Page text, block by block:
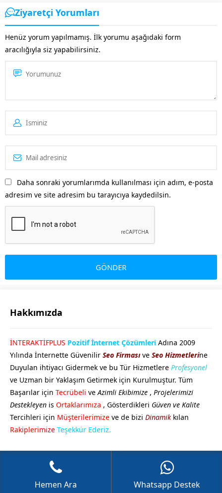
sunmaktadır. Müşterilerimizin
memnuniyeti her zaman iş...
Ziyaretçi Yorumları
Henüz yorum yapılmamış. İlk yorumu aşağıdaki form
aracılığıyla siz yapabilirsiniz.
Daha sonraki yorumlarımda kullanılması için adım, e-posta
adresim ve site adresim bu tarayıcıya kaydedilsin.
Hakkımızda
İNTERAKTİFPLUS Pozitif İnternet Çözümleri Adına 2009
Yılında İnternette Güvenilir Seo Firması ve Seo Hizmetlerine
Duyulan ihtiyacı Gidermek ve bu Tür Hizmetlere Profesyonel
ve Uzman bir Yaklaşım Getirmek için Kurulmuştur. Tüm
Başarılar için Tecrübeli veAzimli Ekibimize , Projelerimizi
Destekleyen is Ortaklarımıza , Gösterdikleri Güven ve Kalite
Tercihleri için Müşterilerimize ve de bizi Dinamik kılan
Rakiplerimize Teşekkür Ederiz.
GÖKHAN GÖKMEN
Hemen Ara Whatsapp Destek